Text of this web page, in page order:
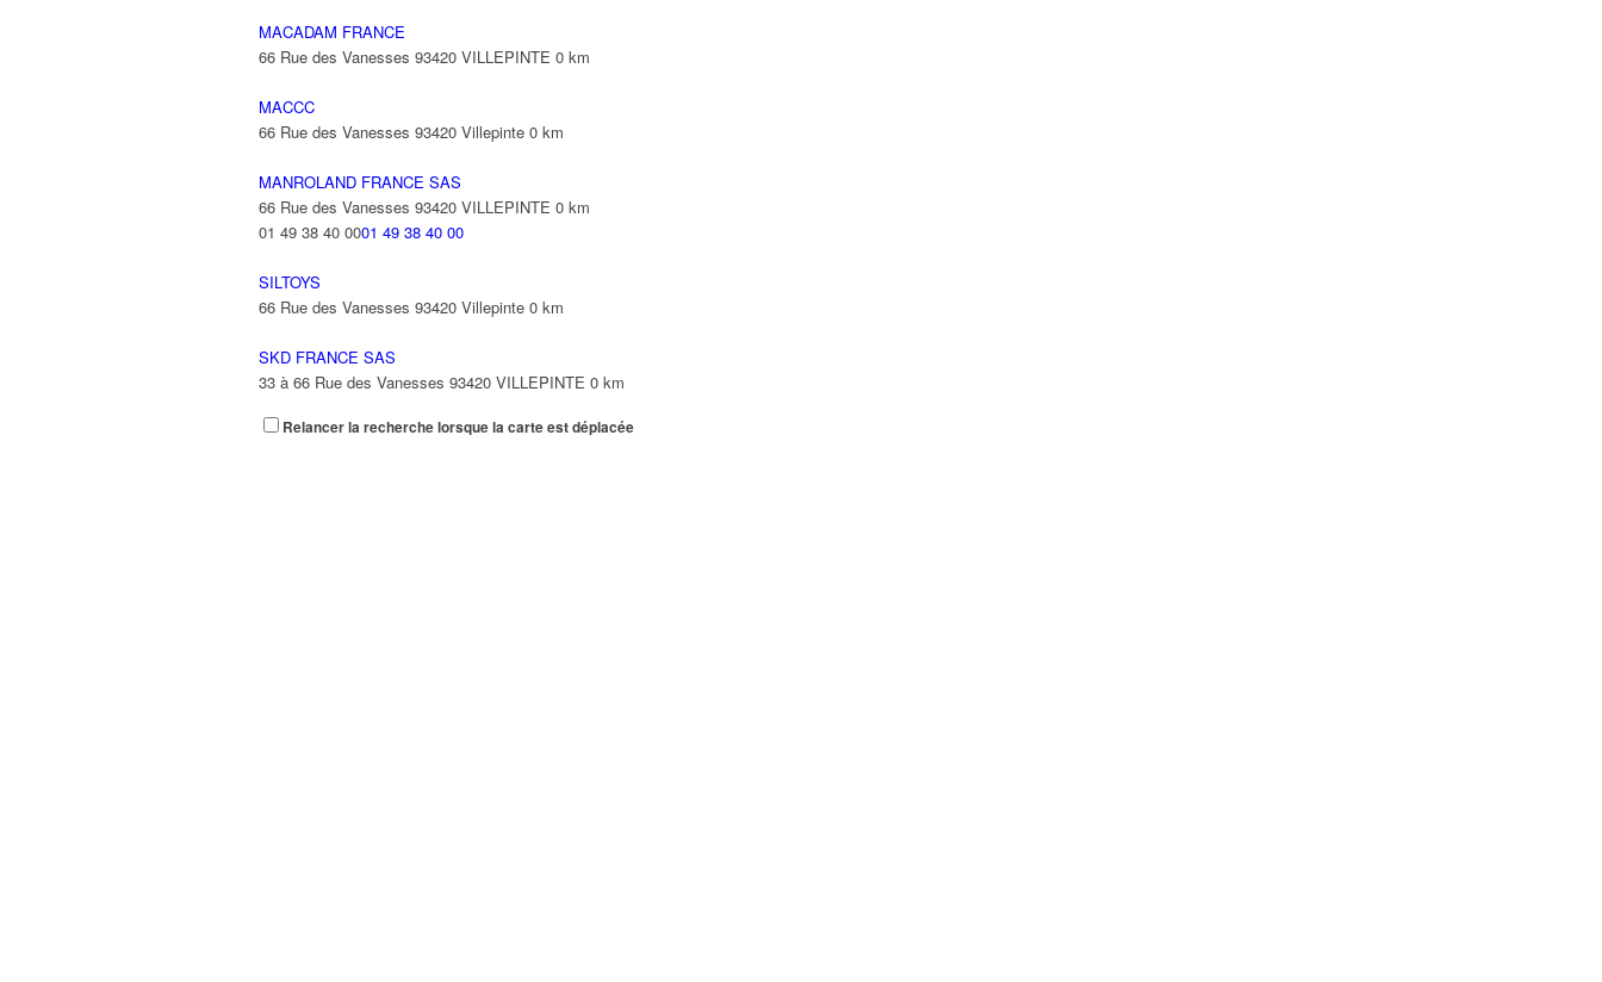
MACADAM FRANCE
66 Rue des Vanesses 93420 VILLEPINTE 0 km
MACCC
66 Rue des Vanesses 93420 Villepinte 0 km
MANROLAND FRANCE SAS
66 Rue des Vanesses 93420 VILLEPINTE 0 km
01 49 38 40 0001 49 38 40 00
SILTOYS
66 Rue des Vanesses 93420 Villepinte 0 km
SKD FRANCE SAS
33 à 66 Rue des Vanesses 93420 VILLEPINTE 0 km
TRAFILOG
Relancer la recherche lorsque la carte est déplacée